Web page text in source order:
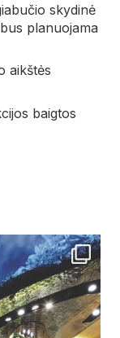
skydinė
planuojama
aikštės
baigtos